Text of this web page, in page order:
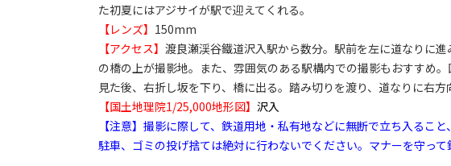
た初夏にはアジサイが駅で迎えてくれる。
【レンズ】 150mm
【アクセス】 渡良瀬渓谷鐵道沢入駅から数分。駅前を左に道なりに
の橋の上が撮影地。また、雰囲気のある駅構内での撮影もおすすめ
見た後、右折し坂を下り、橋に出る。踏み切りを渡り、道なりに右方
【国土地理院1/25,000地形図】 沢入
【注意】撮影に際して、鉄道用地・私有地などに無断で立ち入るこ
駐車、ゴミの投げ捨ては絶対に行わないでください。マナーを守って